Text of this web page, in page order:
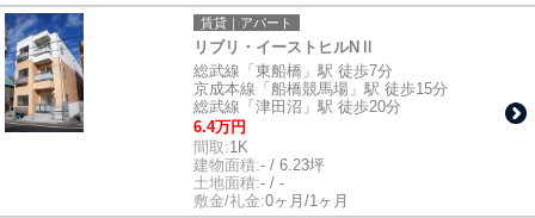
賃貸｜アパート
リブリ・イーストヒルNⅡ
総武線「東船橋」駅 徒歩7分
京成本線「船橋競馬場」駅 徒歩15分
総武線「津田沼」駅 徒歩20分
6.4万円
間取:1K
建物面積:- / 6.23坪
土地面積:- / -
敷金/礼金:0ヶ月/1ヶ月